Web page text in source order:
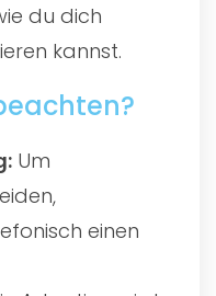
du dich
kannst.
Um
einen